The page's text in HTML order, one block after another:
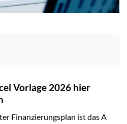
Vorlage 2026 hier
Finanzierungsplan ist das A